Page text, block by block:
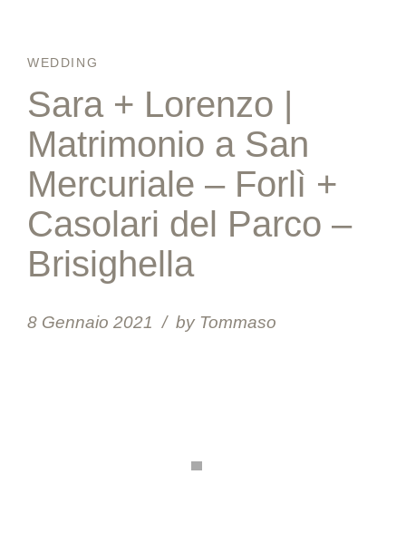
WEDDING
Sara + Lorenzo |
Matrimonio a San
Mercuriale – Forlì +
Casolari del Parco –
Brisighella
8 Gennaio 2021 by Tommaso